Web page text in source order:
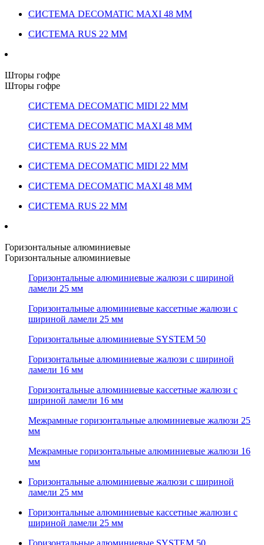
СИСТЕМА DECOMATIC MAXI 48 ММ
СИСТЕМА RUS 22 ММ
Шторы гофре
Шторы гофре
СИСТЕМА DECOMATIC MIDI 22 ММ
СИСТЕМА DECOMATIC MAXI 48 ММ
СИСТЕМА RUS 22 ММ
СИСТЕМА DECOMATIC MIDI 22 ММ
СИСТЕМА DECOMATIC MAXI 48 ММ
СИСТЕМА RUS 22 ММ
Горизонтальные алюминиевые
Горизонтальные алюминиевые
Горизонтальные алюминиевые жалюзи с шириной
ламели 25 мм
Горизонтальные алюминиевые кассетные жалюзи с
шириной ламели 25 мм
Горизонтальные алюминиевые SYSTEM 50
Горизонтальные алюминиевые жалюзи с шириной
ламели 16 мм
Горизонтальные алюминиевые кассетные жалюзи с
шириной ламели 16 мм
Межрамные горизонтальные алюминиевые жалюзи 25
мм
Межрамные горизонтальные алюминиевые жалюзи 16
мм
Горизонтальные алюминиевые жалюзи с шириной
ламели 25 мм
Горизонтальные алюминиевые кассетные жалюзи с
шириной ламели 25 мм
Горизонтальные алюминиевые SYSTEM 50